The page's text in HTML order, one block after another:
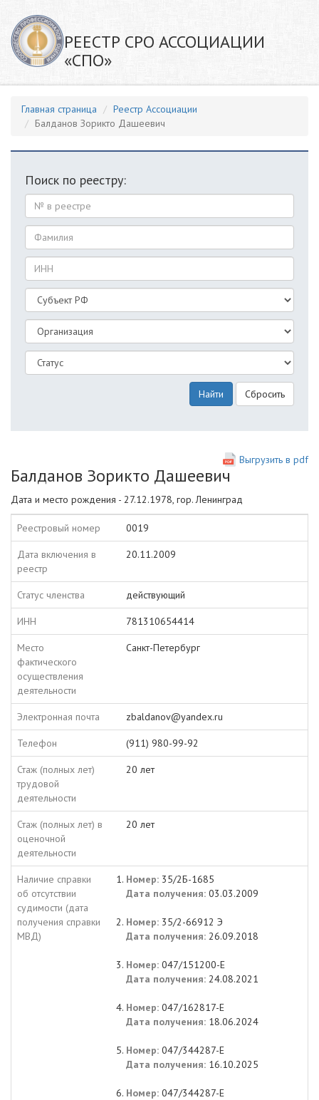
РЕЕСТР СРО АССОЦИАЦИИ
«СПО»
Главная страница
Реестр Ассоциации
Балданов Зорикто Дашеевич
Поиск по реестру:
Найти Сбросить
Выгрузить в pdf
Балданов Зорикто Дашеевич
Дата и место рождения - 27.12.1978, гор. Ленинград
Реестровый номер 0019
Дата включения в
реестр
20.11.2009
Статус членства действующий
ИНН 781310654414
Место
фактического
осуществления
деятельности
Санкт-Петербург
Электронная почта zbaldanov@yandex.ru
Телефон (911) 980-99-92
Стаж (полных лет)
трудовой
деятельности
20 лет
Стаж (полных лет) в
оценочной
деятельности
20 лет
Наличие справки
об отсутствии
судимости (дата
получения справки
МВД)
Номер: 35/2Б-1685
Дата получения: 03.03.2009
Номер: 35/2-66912 Э
Дата получения: 26.09.2018
Номер: 047/151200-Е
Дата получения: 24.08.2021
Номер: 047/162817-Е
Дата получения: 18.06.2024
Номер: 047/344287-Е
Дата получения: 16.10.2025
Номер: 047/344287-Е